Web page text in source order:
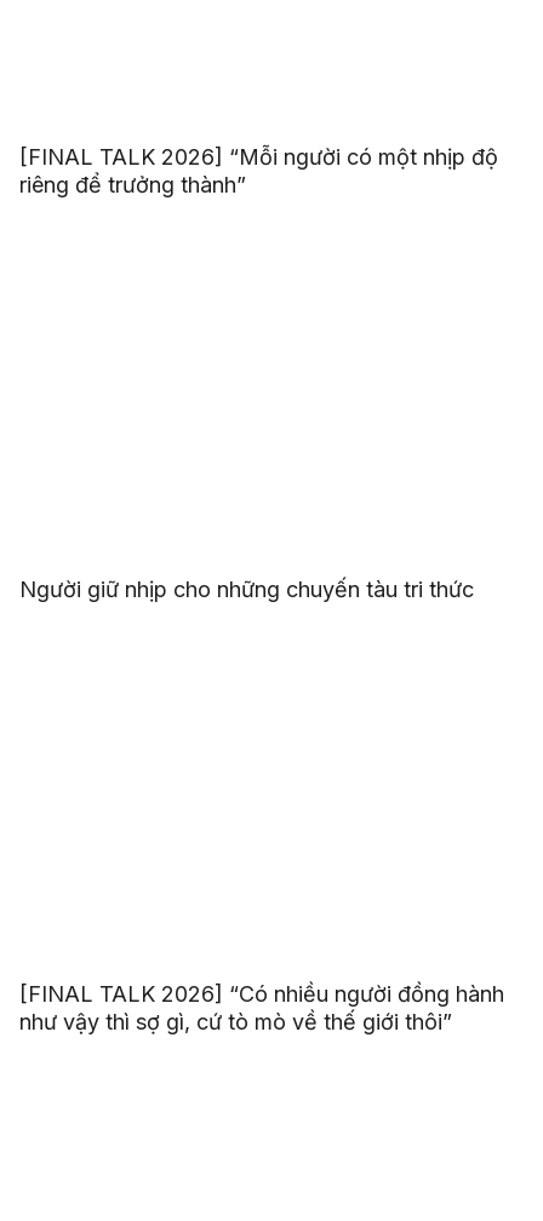
[FINAL TALK 2026] “Mỗi người có một nhịp độ
riêng để trưởng thành”
Người giữ nhịp cho những chuyến tàu tri thức
[FINAL TALK 2026] “Có nhiều người đồng hành
như vậy thì sợ gì, cứ tò mò về thế giới thôi”